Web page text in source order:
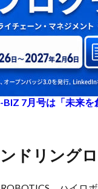
BIZ 7月号は「未来
ンドリング